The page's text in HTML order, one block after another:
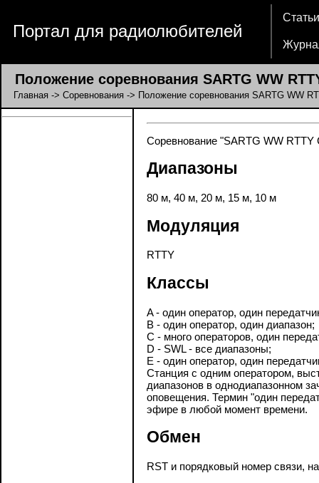
Портал для радиолюбителей
Статьи
Положение соревнования SARTG WW
Главная -> Соревнования -> Положение соревнования SARTG WW
Соревнование "SARTG WW RTTY
Диапазоны
80 м, 40 м, 20 м, 15 м, 10 м
Модуляция
RTTY
Классы
A - один оператор, один
B - один оператор, один диапазон;
C - много операторов, один
D - SWL - все диапазоны;
E - один оператор, один
Станция с одним оператором,
диапазонов в однодиапазонном
оповещения. Термин "один
эфире в любой момент времени.
Обмен
RST и порядковый номер связи,